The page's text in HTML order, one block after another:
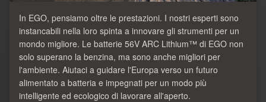
In EGO, pensiamo oltre le prestazioni. I nostri esperti sono
instancabili nella loro spinta a innovare gli strumenti per un
mondo migliore. Le batterie 56V ARC Lithium™ di EGO non
solo superano la benzina, ma sono anche migliori per
l'ambiente. Aiutaci a guidare l'Europa verso un futuro
alimentato a batteria e impegnati per un modo più
intelligente ed ecologico di lavorare all'aperto.